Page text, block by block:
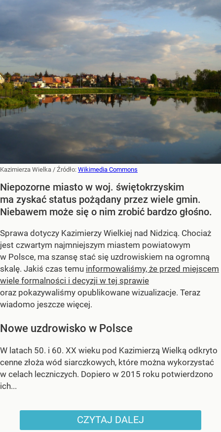
Kazimierza Wielka / Źródło: Wikimedia Commons
Niepozorne miasto w woj. świętokrzyskim
ma zyskać status pożądany przez wiele gmin.
Niebawem może się o nim zrobić bardzo głośno.
Sprawa dotyczy Kazimierzy Wielkiej nad Nidzicą. Chociaż
jest czwartym najmniejszym miastem powiatowym
w Polsce, ma szansę stać się uzdrowiskiem na ogromną
skalę. Jakiś czas temu informowaliśmy, że przed miejscem
wiele formalności i decyzji w tej sprawie
oraz pokazywaliśmy opublikowane wizualizacje. Teraz
wiadomo jeszcze więcej.
Nowe uzdrowisko w Polsce
W latach 50. i 60. XX wieku pod Kazimierzą Wielką odkryto
cenne złoża wód siarczkowych, które można wykorzystać
w celach leczniczych. Dopiero w 2015 roku potwierdzono
ich...
CZYTAJ DALEJ